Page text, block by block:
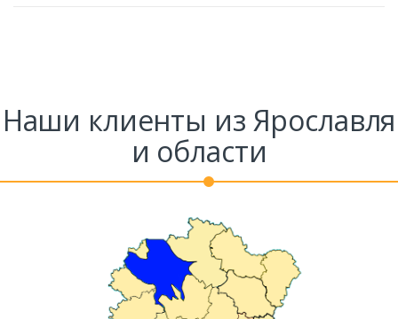
Наши клиенты из Ярославля
и области